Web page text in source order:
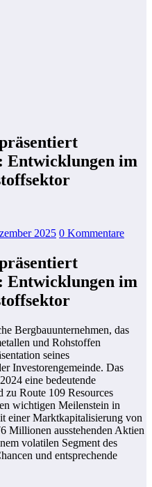
Entwicklungen im
2025 0 Kommentare
Entwicklungen im
Bergbauunternehmen, das
und Rohstoffen
seines
Investorengemeinde. Das
eine bedeutende
Route 109 Resources
wichtigen Meilenstein in
einer Marktkapitalisierung von
Millionen ausstehenden Aktien
volatilen Segment des
und entsprechende